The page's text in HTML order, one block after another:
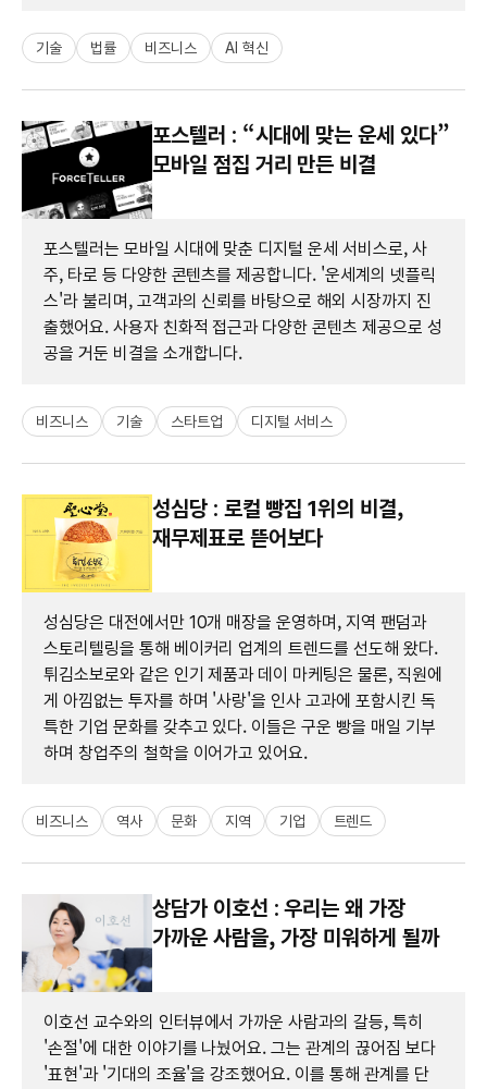
기술 법률 비즈니스 AI 혁신
포스텔러 : “시대에 맞는 운세 있다”
모바일 점집 거리 만든 비결
포스텔러는 모바일 시대에 맞춘 디지털 운세 서비스로, 사
주, 타로 등 다양한 콘텐츠를 제공합니다. '운세계의 넷플릭
스'라 불리며, 고객과의 신뢰를 바탕으로 해외 시장까지 진
출했어요. 사용자 친화적 접근과 다양한 콘텐츠 제공으로 성
공을 거둔 비결을 소개합니다.
비즈니스 기술 스타트업 디지털 서비스
성심당 : 로컬 빵집 1위의 비결,
재무제표로 뜯어보다
성심당은 대전에서만 10개 매장을 운영하며, 지역 팬덤과
스토리텔링을 통해 베이커리 업계의 트렌드를 선도해 왔다.
튀김소보로와 같은 인기 제품과 데이 마케팅은 물론, 직원에
게 아낌없는 투자를 하며 '사랑'을 인사 고과에 포함시킨 독
특한 기업 문화를 갖추고 있다. 이들은 구운 빵을 매일 기부
하며 창업주의 철학을 이어가고 있어요.
비즈니스 역사 문화 지역 기업 트렌드
상담가 이호선 : 우리는 왜 가장
가까운 사람을, 가장 미워하게 될까
이호선 교수와의 인터뷰에서 가까운 사람과의 갈등, 특히
'손절'에 대한 이야기를 나눴어요. 그는 관계의 끊어짐 보다
'표현'과 '기대의 조율'을 강조했어요. 이를 통해 관계를 단